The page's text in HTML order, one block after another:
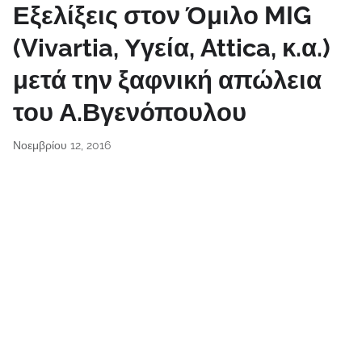
Εξελίξεις στον Όμιλο MIG
(Vivartia, Υγεία, Attica, κ.α.)
μετά την ξαφνική απώλεια
του Α.Βγενόπουλου
Νοεμβρίου 12, 2016